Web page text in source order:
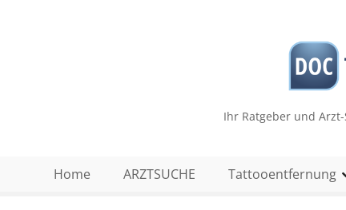
Ihr Ratgeber und
Home ARZTSUCHE Tattooentfernung